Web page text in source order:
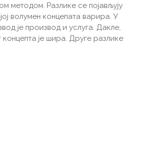
методом. Разлике се појављују
волумен концепата варира. У
је производ и услуга. Дакле,
концепта је шира. Друге разлике